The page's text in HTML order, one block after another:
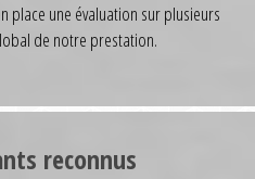
place une évaluation sur plusieurs
de notre prestation.
reconnus